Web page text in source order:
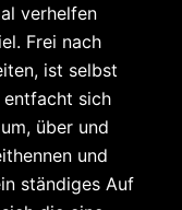
verhelfen
Frei nach
ist selbst
entfacht sich
über und
und
ständiges Auf